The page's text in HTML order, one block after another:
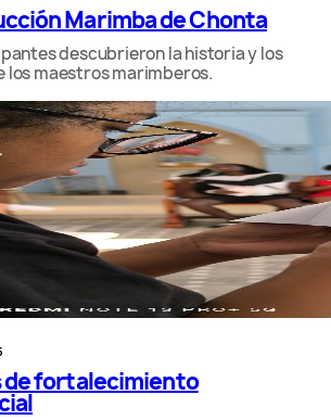
Marimba de Chonta
descubrieron la historia y los
los maestros marimberos.
de fortalecimiento